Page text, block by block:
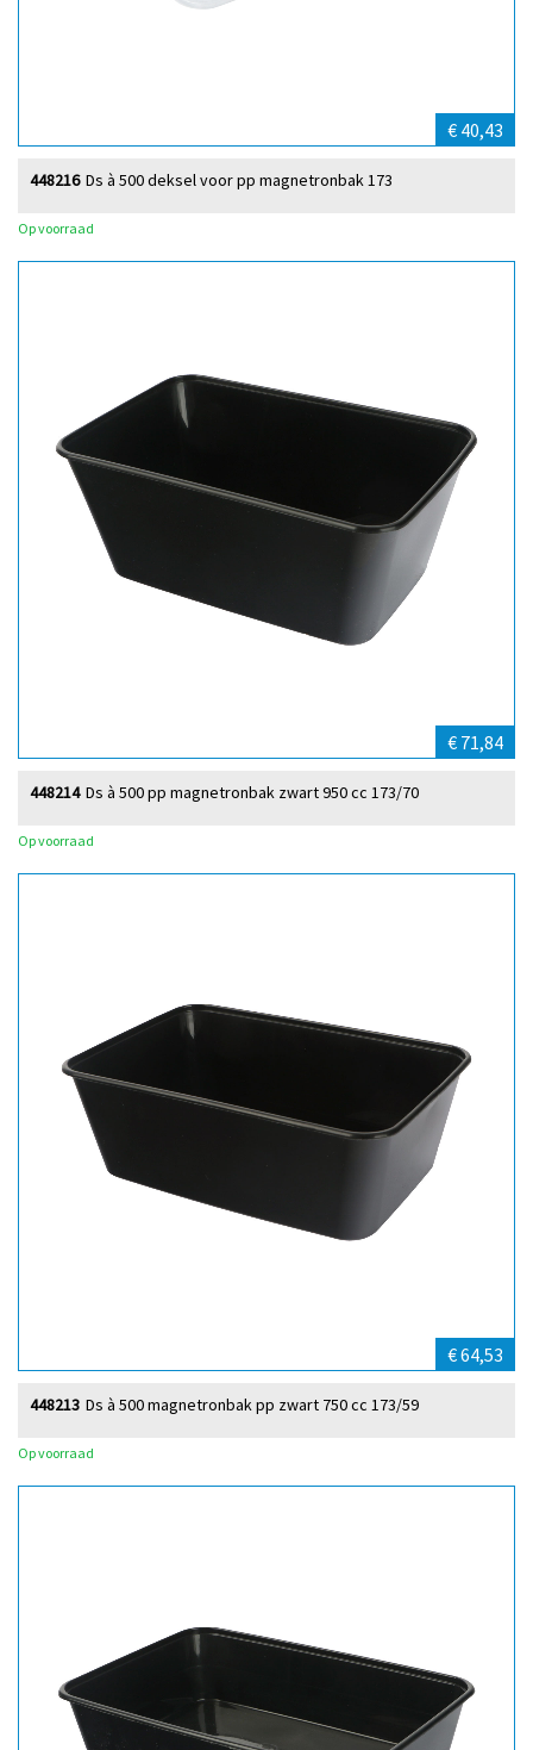
€ 40,43
Ds à 500 deksel voor pp magnetronbak 173
448216
Op voorraad
€ 71,84
Ds à 500 pp magnetronbak zwart 950 cc 173/70
448214
Op voorraad
€ 64,53
Ds à 500 magnetronbak pp zwart 750 cc 173/59
448213
Op voorraad